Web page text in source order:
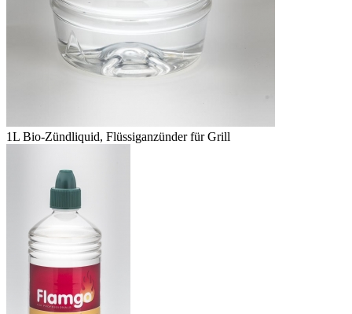
1L Bio-Zündliquid, Flüssiganzünder für Grill